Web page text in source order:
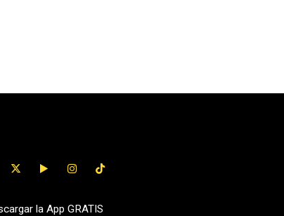
la App GRATIS